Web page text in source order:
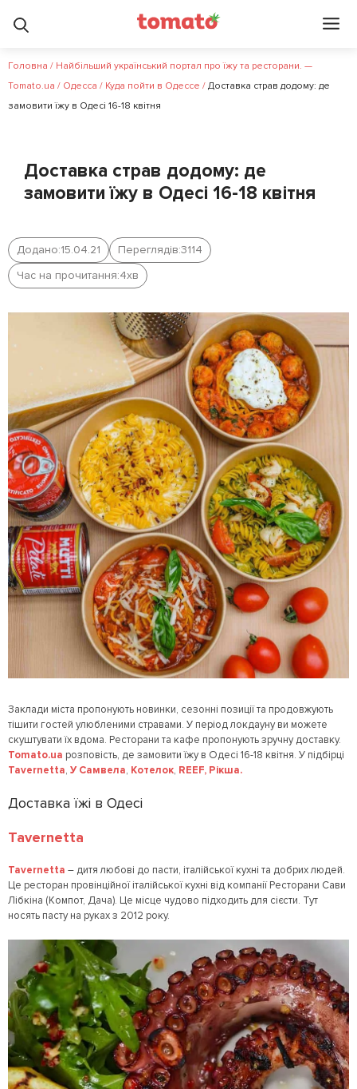
Головна / Найбільший український портал про їжу та ресторани. —
Tomato.ua / Одесса / Куда пойти в Одессе / Доставка страв додому: де
замовити їжу в Одесі 16-18 квітня
Доставка страв додому: де
замовити їжу в Одесі 16-18 квітня
Додано:15.04.21 Переглядів:3114
Час на прочитання:4хв
Заклади міста пропонують новинки, сезонні позиції та продовжують
тішити гостей улюбленими стравами. У період локдауну ви можете
скуштувати їх вдома. Ресторани та кафе пропонують зручну доставку.
Tomato.ua розповість, де замовити їжу в Одесі 16-18 квітня. У підбірці
Tavernetta, У Самвела, Котелок, REEF, Рікша.
Доставка їжі в Одесі
Tavernetta
Tavernetta – дитя любові до пасти, італійської кухні та добрих людей.
Це ресторан провінційної італійської кухні від компанії Ресторани Сави
Лібкіна (Компот, Дача). Це місце чудово підходить для сієсти. Тут
носять пасту на руках з 2012 року.